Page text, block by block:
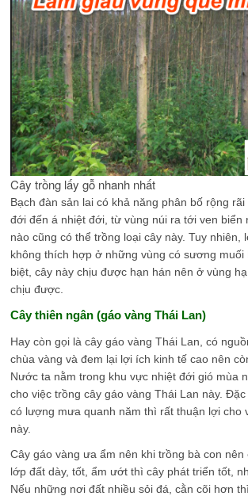
Cây trồng lấy gỗ nhanh nhất
Bạch đàn sản lai có khả năng phân bố rộng
đới đến á nhiệt đới, từ vùng núi ra tới ven biển
nào cũng có thể trồng loại cây này. Tuy nhiên,
không thích hợp ở những vùng có sương muối
biệt, cây này chịu được hạn hán nên ở vùng
chịu được.
Cây thiên ngân (gáo vàng Thái Lan)
Hay còn gọi là cây gáo vàng Thái Lan, có
chùa vàng và đem lại lợi ích kinh tế cao nên
Nước ta nằm trong khu vực nhiệt đới gió mùa
cho việc trồng cây gáo vàng Thái Lan này.
có lượng mưa quanh năm thì rất thuận lợi cho
này.
Cây gáo vàng ưa ẩm nên khi trồng bà con nên
lớp đất dày, tốt, ẩm ướt thì cây phát triển tốt,
Nếu những nơi đất nhiều sỏi đá, cằn cõi hơn